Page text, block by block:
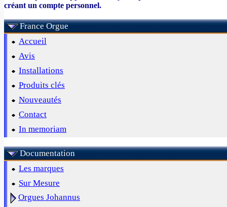
créant un compte personnel.
France Orgue
Accueil
Avis
Installations
Produits clés
Nouveautés
Contact
In memoriam
Documentation
Les marques
Sur Mesure
Orgues Johannus